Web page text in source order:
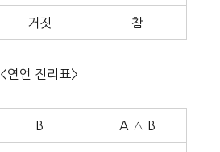
거짓 참
<연언 진리표>
B A ∧ B